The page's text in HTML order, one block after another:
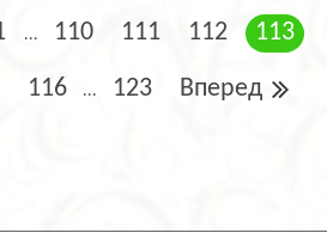
... 110 111 112 113
116 ... 123 Вперед